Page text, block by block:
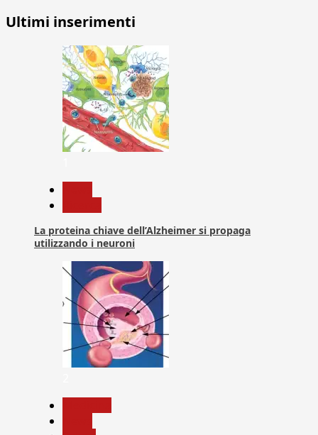
Ultimi inserimenti
La proteina chiave dell’Alzheimer si propaga
utilizzando i neuroni